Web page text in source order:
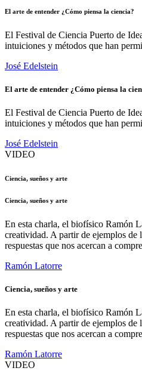
El arte de entender ¿Cómo piensa la ciencia?
El Festival de Ciencia Puerto de
intuiciones y métodos que han
José Edelstein
El arte de entender ¿Cómo piensa la
El Festival de Ciencia Puerto de
intuiciones y métodos que han
José Edelstein
VIDEO
Ciencia, sueños y arte
Ciencia, sueños y arte
En esta charla, el biofísico Ramón
creatividad. A partir de ejemplos de
respuestas que nos acercan a
Ramón Latorre
Ciencia, sueños y arte
En esta charla, el biofísico Ramón
creatividad. A partir de ejemplos de
respuestas que nos acercan a
Ramón Latorre
VIDEO